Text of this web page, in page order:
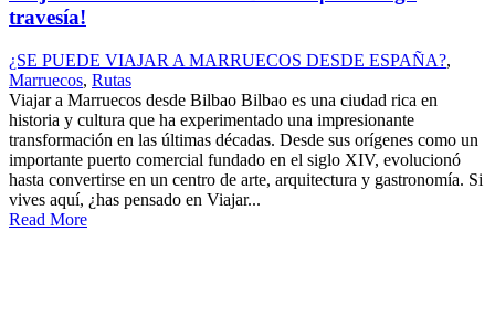
travesía!
¿SE PUEDE VIAJAR A MARRUECOS DESDE ESPAÑA?,
Marruecos, Rutas
Viajar a Marruecos desde Bilbao Bilbao es una ciudad rica en
historia y cultura que ha experimentado una impresionante
transformación en las últimas décadas. Desde sus orígenes como un
importante puerto comercial fundado en el siglo XIV, evolucionó
hasta convertirse en un centro de arte, arquitectura y gastronomía. Si
vives aquí, ¿has pensado en Viajar...
Read More